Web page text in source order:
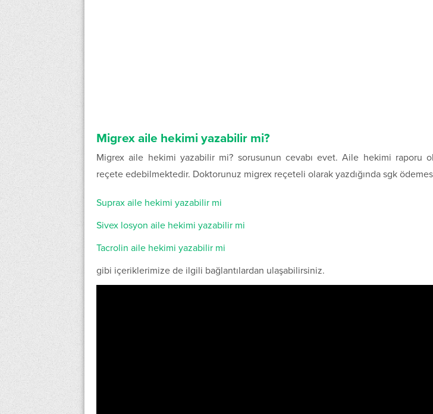
Migrex aile hekimi yazabilir mi?
Migrex aile hekimi yazabilir mi? sorusunun cevabı evet. Aile hekimi raporu
reçete edebilmektedir. Doktorunuz migrex reçeteli olarak yazdığında sgk
Suprax aile hekimi yazabilir mi
Sivex losyon aile hekimi yazabilir mi
Tacrolin aile hekimi yazabilir mi
gibi içeriklerimize de ilgili bağlantılardan ulaşabilirsiniz.